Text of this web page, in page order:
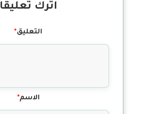
اترك تعليقاً
التعليق*
الاسم*